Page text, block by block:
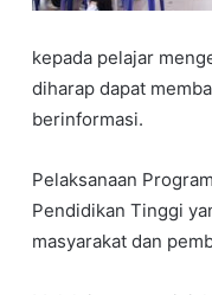
kepada pelajar
diharap dapat
berinformasi.
Pelaksanaan
Pendidikan Tinggi
masyarakat dan